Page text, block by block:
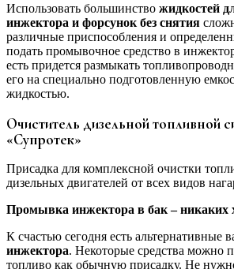
Использовать большинство жидкостей
инжектора и форсунок без снятия
различные приспособления и
подать промывочное средство в
есть придется размыкать
его на специально подготовленную
жидкостью.
Очиститель дизельной топливной
«Супротек»
Присадка для комплексной очистки
дизельных двигателей от всех видов
Промывка инжектора в бак – никаких
К счастью сегодня есть альтернативные
инжектора. Некоторые средства можно
топливо как обычную присадку. Не